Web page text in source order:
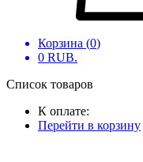
Корзина (0)
0 RUB.
Список товаров
К оплате:
Перейти в корзину